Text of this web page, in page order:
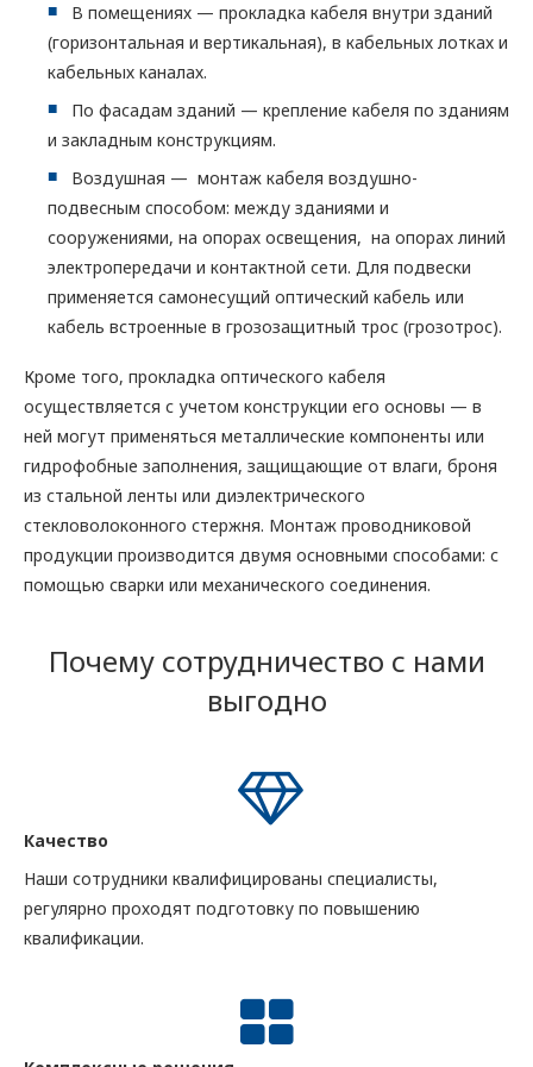
В помещениях — прокладка кабеля внутри зданий
(горизонтальная и вертикальная), в кабельных лотках и
кабельных каналах.
По фасадам зданий — крепление кабеля по зданиям
и закладным конструкциям.
Воздушная — монтаж кабеля воздушно-
подвесным способом: между зданиями и
сооружениями, на опорах освещения, на опорах линий
электропередачи и контактной сети. Для подвески
применяется самонесущий оптический кабель или
кабель встроенные в грозозащитный трос (грозотрос).
Кроме того, прокладка оптического кабеля
осуществляется с учетом конструкции его основы — в
ней могут применяться металлические компоненты или
гидрофобные заполнения, защищающие от влаги, броня
из стальной ленты или диэлектрического
стекловолоконного стержня. Монтаж проводниковой
продукции производится двумя основными способами: с
помощью сварки или механического соединения.
Почему сотрудничество с нами
выгодно
Качество
Наши сотрудники квалифицированы специалисты,
регулярно проходят подготовку по повышению
квалификации.